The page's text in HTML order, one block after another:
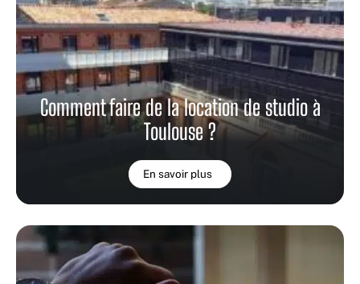
Comment faire de la location de studio à
Toulouse ?
En savoir plus